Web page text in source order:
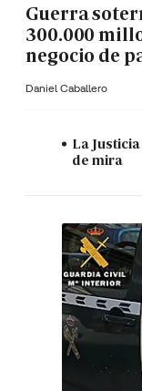
Guerra
300.000
negocio de
Daniel Caballero
La
de mira